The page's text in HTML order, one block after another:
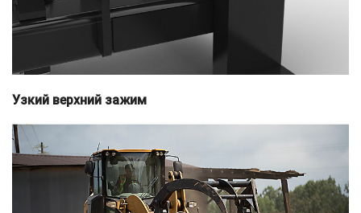
Узкий верхний зажим